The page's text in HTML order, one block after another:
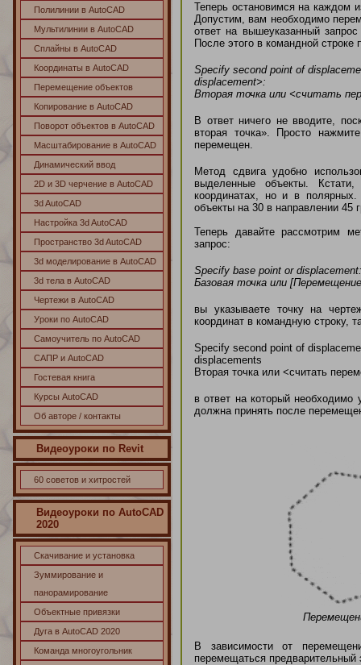
Полилинии в AutoCAD
Мультилинии в AutoCAD
Сплайны в AutoCAD
Координаты в AutoCAD
Перемещение объектов
Копирование в AutoCAD
Поворот объектов в AutoCAD
Масштабирование в AutoCAD
Динамический ввод
2D и 3D черчение в AutoCAD
3d AutoCAD
Настройка 3d AutoCAD
Пространство 3d AutoCAD
3d моделирование в AutoCAD
3d тела в AutoCAD
Чертежи в AutoCAD
Уроки по AutoCAD
Самоучитель по AutoCAD
САПР и AutoCAD
Гостевая книга
Курсы AutoCAD
Об авторе / контакты
Видеоуроки по Revit
60 советов и хитростей
Видеоуроки по AutoCAD
2020
Скачивание и установка
Зуммирование и
панорамирование
Объектные привязки
Дуга в AutoCAD 2020
Команда многоугольник
Теперь остановимся на каждом
Допустим, вам необходимо
ответ на вышеуказанный
После этого в командной строке
Specify second point of
displacement>:
Вторая точка или <считать
В ответ ничего не вводите,
вторая точка». Просто
перемещен.
Метод сдвига удобно
выделенные объекты.
координатах, но и в
объекты на 30 в направлении 45
Теперь давайте рассмотрим
запрос:
Specify base point or displacement:
Базовая точка или
вы указываете точку на
координат в командную строку,
Specify second point of
displacements
Вторая точка или <считать
в ответ на который необходимо
должна принять после
В зависимости от
перемещаться предварительный